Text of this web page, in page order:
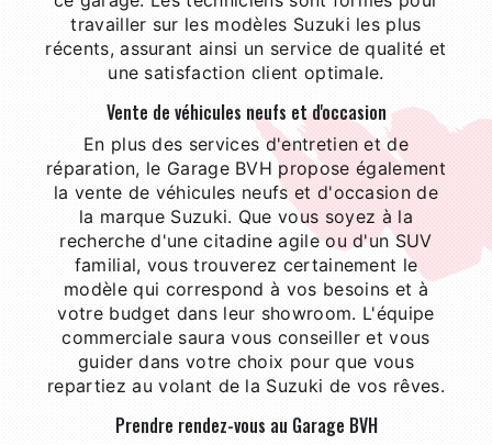
travailler sur les modèles Suzuki les plus
récents, assurant ainsi un service de qualité et
une satisfaction client optimale.
Vente de véhicules neufs et d'occasion
En plus des services d'entretien et de
réparation, le Garage BVH propose également
la vente de véhicules neufs et d'occasion de
la marque Suzuki. Que vous soyez à la
recherche d'une citadine agile ou d'un SUV
familial, vous trouverez certainement le
modèle qui correspond à vos besoins et à
votre budget dans leur showroom. L'équipe
commerciale saura vous conseiller et vous
guider dans votre choix pour que vous
repartiez au volant de la Suzuki de vos rêves.
Prendre rendez-vous au Garage BVH